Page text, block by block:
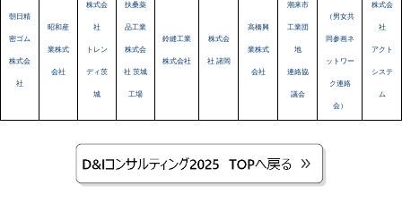
朝日精
密ゴム
株式会
社
昭和産
業株式
会社
株式会
社
トレン
ディ茨
城
扶桑薬
品工業
株式会
社 茨城
工場
鈴縫工業
株式会社
株式会
社 諸岡
高橋興
業株式
会社
潮来市
工業団
地
連絡協
議会
（男女共
同参画ネ
ットワー
ク連絡
会）
株式会
社
アクト
システ
ム